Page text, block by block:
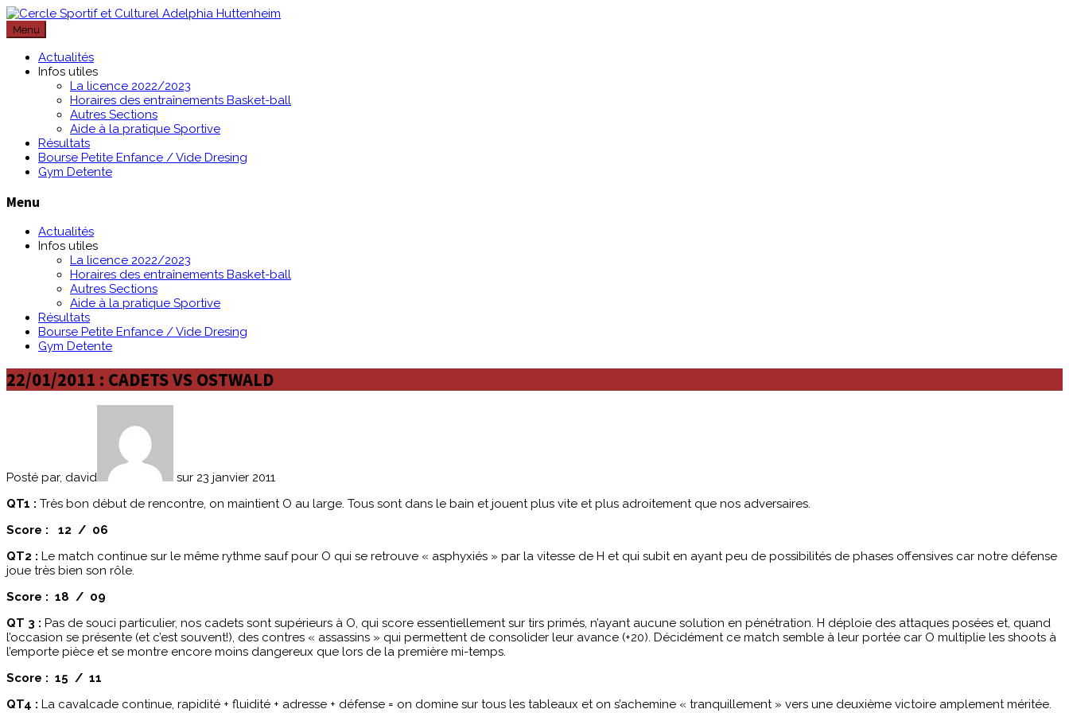
Passer
au
contenu
Menu
Actualités
Infos utiles
La licence 2022/2023
Horaires des entraînements Basket-ball
Autres Sections
Aide à la pratique Sportive
Résultats
Bourse Petite Enfance / Vide Dresing
Gym Detente
Menu
Actualités
Infos utiles
La licence 2022/2023
Horaires des entraînements Basket-ball
Autres Sections
Aide à la pratique Sportive
Résultats
Bourse Petite Enfance / Vide Dresing
Gym Detente
22/01/2011 : CADETS VS OSTWALD
Posté par, david
sur 23 janvier 2011
QT1 : Très bon début de rencontre, on maintient O au large. Tous sont dans le bain et jouent plus vite et plus adroitement que nos adversaires.
Score : 12 / 06
QT2 : Le match continue sur le même rythme sauf pour O qui se retrouve « asphyxiés » par la vitesse de H et qui subit en ayant peu de possibilités de phases offensives car notre défense
joue très bien son rôle.
Score : 18 / 09
QT 3 : Pas de souci particulier, nos cadets sont supérieurs à O, qui score essentiellement sur tirs primés, n’ayant aucune solution en pénétration. H déploie des attaques posées et, quand
l’occasion se présente (et c’est souvent!), des contres « assassins » qui permettent de consolider leur avance (+20). Décidément ce match semble à leur portée car O multiplie les shoots à
l’emporte pièce et se montre encore moins dangereux que lors de la première mi-temps.
Score : 15 / 11
QT4 : La cavalcade continue, rapidité + fluidité + adresse + défense = on domine sur tous les tableaux et on s’achemine « tranquillement » vers une deuxième victoire amplement méritée.